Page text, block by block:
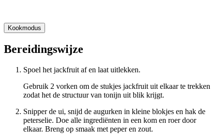
Kookmodus
Bereidingswijze
Spoel het jackfruit af en laat uitlekken.
Gebruik 2 vorken om de stukjes jackfruit uit elkaar te trekken
zodat het de structuur van tonijn uit blik krijgt.
Snipper de ui, snijd de augurken in kleine blokjes en hak de
peterselie. Doe alle ingrediënten in een kom en roer door
elkaar. Breng op smaak met peper en zout.